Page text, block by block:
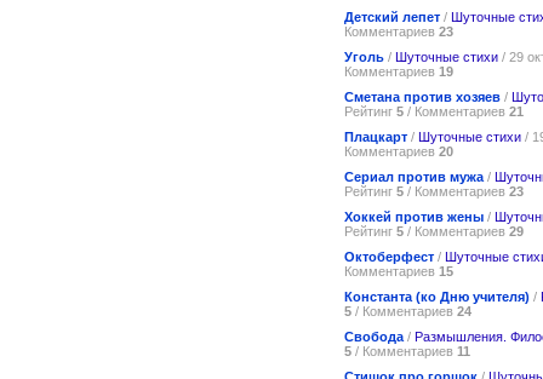
Детский лепет / Шуточные
Комментариев 23
Уголь / Шуточные стихи / 29
Комментариев 19
Сметана против хозяев /
Рейтинг 5 / Комментариев 21
Плацкарт / Шуточные стихи /
Комментариев 20
Сериал против мужа /
Рейтинг 5 / Комментариев 23
Хоккей против жены /
Рейтинг 5 / Комментариев 29
Октоберфест / Шуточные
Комментариев 15
Константа (ко Дню учителя) /
5 / Комментариев 24
Свобода / Размышления.
5 / Комментариев 11